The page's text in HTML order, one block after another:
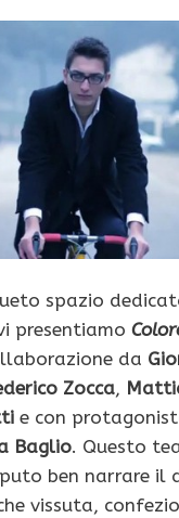
spazio
presentiamo
da
Zocca,
e con
Baglio. Questo
ben narrare il
vissuta,